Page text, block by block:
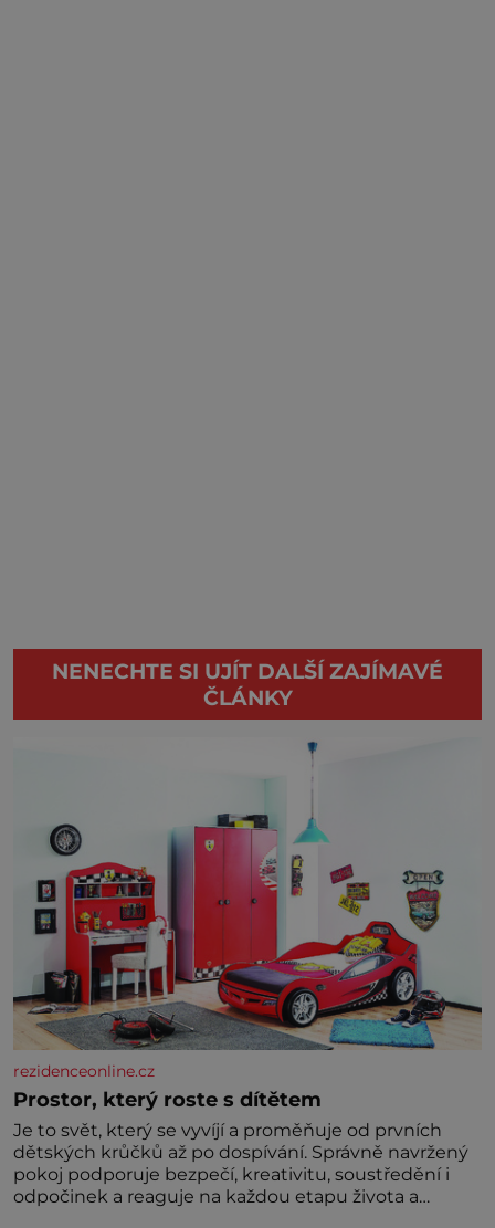
NENECHTE SI UJÍT DALŠÍ ZAJÍMAVÉ
ČLÁNKY
rezidenceonline.cz
Prostor, který roste s dítětem
Je to svět, který se vyvíjí a proměňuje od prvních
dětských krůčků až po dospívání. Správně navržený
pokoj podporuje bezpečí, kreativitu, soustředění i
odpočinek a reaguje na každou etapu života a